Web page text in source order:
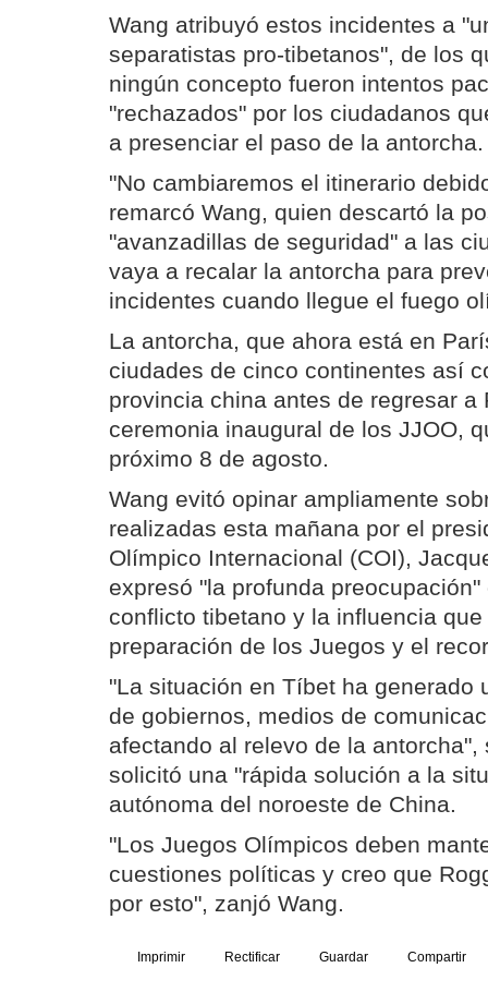
Wang atribuyó estos incidentes a
separatistas pro-tibetanos", de los
ningún concepto fueron intentos
"rechazados" por los ciudadanos
a presenciar el paso de la antorcha.
"No cambiaremos el itinerario
remarcó Wang, quien descartó la
"avanzadillas de seguridad" a las
vaya a recalar la antorcha para
incidentes cuando llegue el fuego
La antorcha, que ahora está en
ciudades de cinco continentes así
provincia china antes de regresar a
ceremonia inaugural de los JJOO,
próximo 8 de agosto.
Wang evitó opinar ampliamente
realizadas esta mañana por el
Olímpico Internacional (COI),
expresó "la profunda
conflicto tibetano y la influencia
preparación de los Juegos y el
"La situación en Tíbet ha generado
de gobiernos, medios de
afectando al relevo de la
solicitó una "rápida solución a la
autónoma del noroeste de China.
"Los Juegos Olímpicos deben
cuestiones políticas y creo que
por esto", zanjó Wang.
Imprimir Rectificar Guardar Compartir